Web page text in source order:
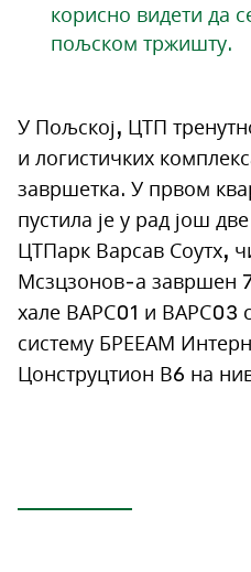
корисно видети да
пољском тржишту.
У Пољској, ЦТП
и логистичких
завршетка. У првом
пустила је у рад још
ЦТПарк Варсав Соутх,
Мсзцзонов-а завршен
хале ВАРС01 и ВАРС03
систему БРЕЕАМ
Цонструцтион В6 на